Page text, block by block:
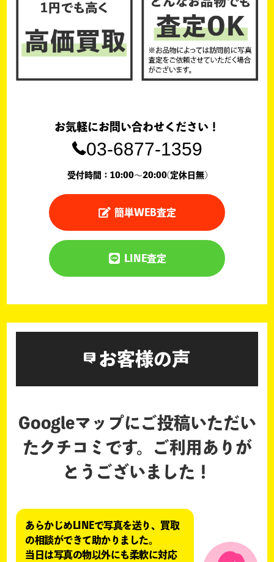
お気軽にお問い合わせください！
03-6877-1359
受付時間：10:00〜20:00(定休日無)
簡単WEB査定
LINE査定
お客様の声
Googleマップにご投稿いただい
たクチコミです。
ご利用ありが
とうございました！
あらかじめLINEで写真を送り、買取
の相談ができて助かりました。
当日は写真の物以外にも柔軟に対応